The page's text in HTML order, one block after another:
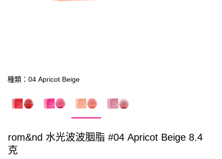
種類：04 Apricot Beige
rom&nd 水光波波胭脂 #04 Apricot Beige 8.4
克